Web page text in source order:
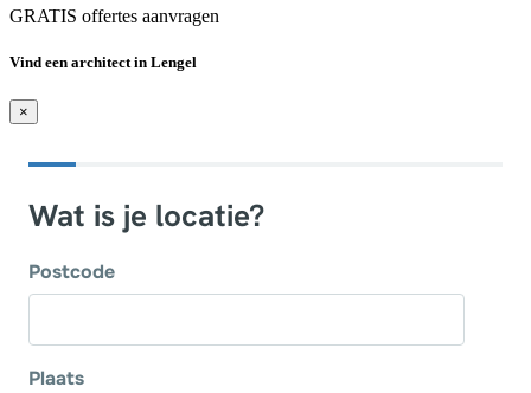
GRATIS offertes aanvragen
Vind een architect in Lengel
×